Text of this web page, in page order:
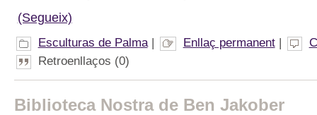
(Segueix)
Esculturas de Palma| Enllaç permanent|
Retroenllaços (0)
Biblioteca Nostra de Ben Jakober